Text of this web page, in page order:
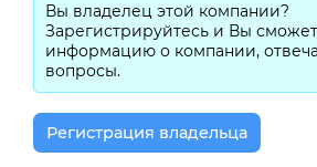
Вы владелец этой компании?
Зарегистрируйтесь и Вы
информацию о компании,
вопросы.
Регистрация владельца